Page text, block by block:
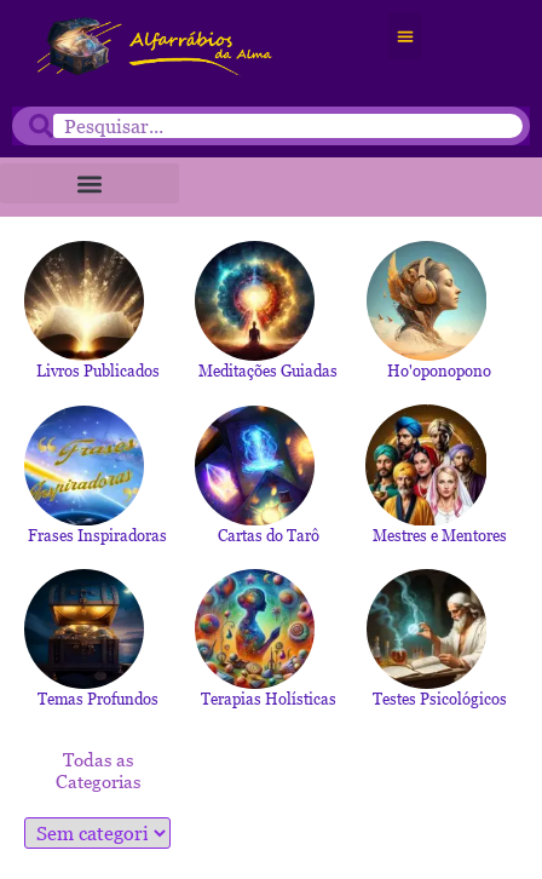
Livros Publicados Meditações Guiadas Ho'oponopono
Frases Inspiradoras Cartas do Tarô Mestres e Mentores
Temas Profundos Terapias Holísticas Testes Psicológicos
Todas as
Categorias